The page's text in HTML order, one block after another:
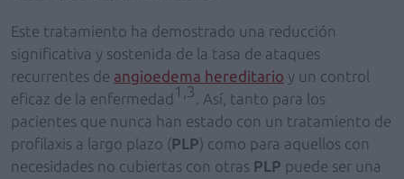
Este tratamiento ha demostrado una reducción
significativa y sostenida de la tasa de ataques
recurrentes de angioedema hereditario y un control
eficaz de la enfermedad 1,3 . Así, tanto para los
pacientes que nunca han estado con un tratamiento de
profilaxis a largo plazo (PLP) como para aquellos con
necesidades no cubiertas con otras PLP puede ser una